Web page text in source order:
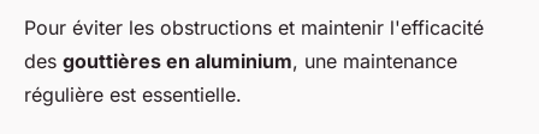
Pour éviter les obstructions et maintenir l'efficacité
des gouttières en aluminium, une maintenance
régulière est essentielle.